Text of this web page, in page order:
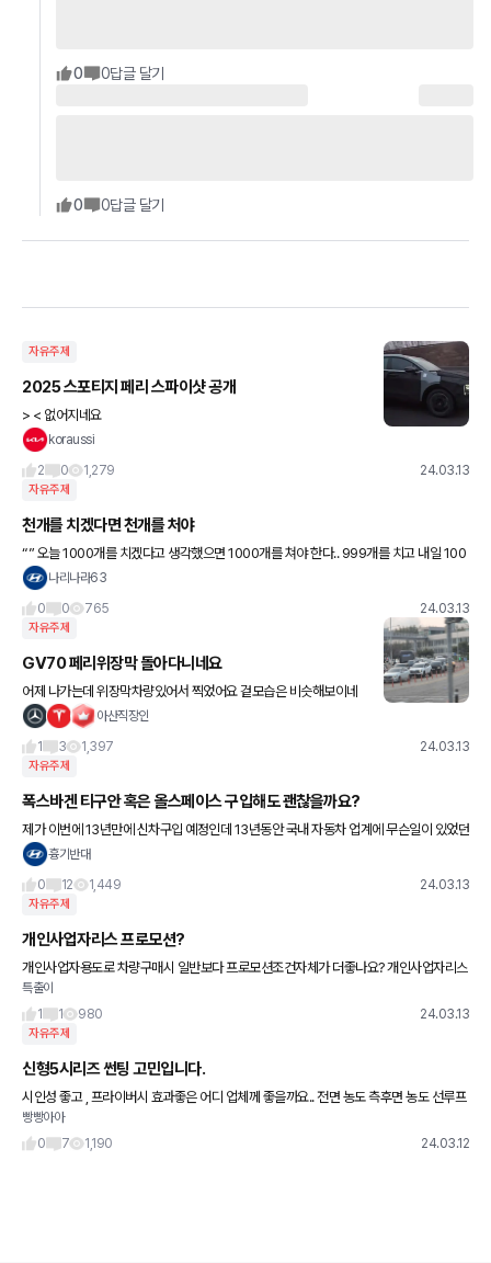
0 0답글 달기
0 0답글 달기
자유주제
2025 스포티지 페리 스파이샷 공개
> < 없어지네요
koraussi
2
0 1,279 24.03.13
자유주제
천개를 치겠다면 천개를 처야
“” 오늘 1000개를 치겠다고 생각했으면 1000개를 쳐야 한다.. 999개를 치고 내일 100
1개를 치겠다고 마음먹는 순간 성공할 생각은 말아야 한다.. “” - 최경주 좋은아침요 ~~
나리나라63
0
0 765 24.03.13
자유주제
GV70 페리위장막 돌아다니네요
어제 나가는데 위장막차량있어서 찍었어요 겉모습은 비슷해보이네
요
아산직장인
1
3 1,397 24.03.13
자유주제
폭스바겐 티구안 혹은 올스페이스 구입해도 괜찮을까요?
제가 이번에 13년만에 신차구입 예정인데 13년동안 국내 자동차 업계에 무슨일이 있었던
건지 수입차 못지않은 가격과 뉴스와 인터넷 기사 등으로 접한 자국민을 호구로 아는 무책
흉기반대
0
12 1,449 24.03.13
자유주제
개인사업자리스 프로모션?
개인사업자용도로 차량구매시 일반보다 프로모션조건자체가 더좋나요? 개인사업자리스
에 대한 장점이나 절차에대해서는 잘알고 있습니다
특출이
1
1 980 24.03.13
자유주제
신형5시리즈 썬팅 고민입니다.
시인성 좋고 , 프라이버시 효과좋은 어디 업체께 좋을까요.. 전면 농도 측후면 농도 선루프
농도 다들 어떻게 진행 하시는지 궁금합니다.
빵빵아아
0
7 1,190 24.03.12